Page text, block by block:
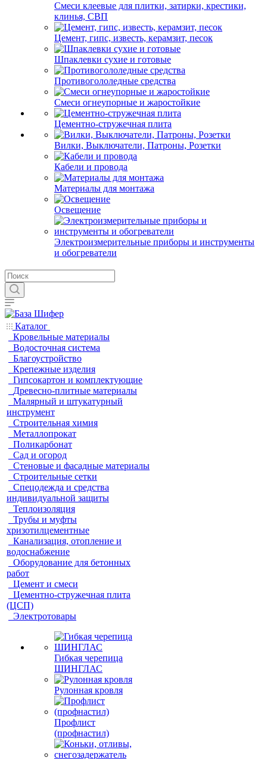
Смеси клеевые для плитки, затирки, крестики,
клинья, СВП
Цемент, гипс, известь, керамзит, песок
Шпаклевки сухие и готовые
Противогололедные средства
Смеси огнеупорные и жаростойкие
Цементно-стружечная плита
Вилки, Выключатели, Патроны, Розетки
Кабели и провода
Материалы для монтажа
Освещение
Электроизмерительные приборы и инструменты
и обогреватели
Каталог
Кровельные материалы
Водосточная система
Благоустройство
Крепежные изделия
Гипсокартон и комплектующие
Древесно-плитные материалы
Малярный и штукатурный
инструмент
Строительная химия
Металлопрокат
Поликарбонат
Сад и огород
Стеновые и фасадные материалы
Строительные сетки
Спецодежда и средства
индивидуальной защиты
Теплоизоляция
Трубы и муфты
хризотилцементные
Канализация, отопление и
водоснабжение
Оборудование для бетонных
работ
Цемент и смеси
Цементно-стружечная плита
(ЦСП)
Электротовары
Гибкая черепица
ШИНГЛАС
Рулонная кровля
Профлист
(профнастил)